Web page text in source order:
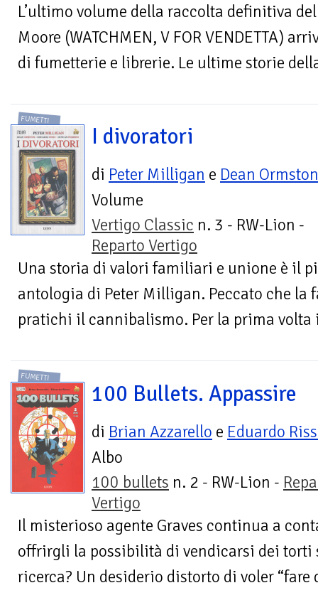
L’ultimo volume della raccolta definitiva
Moore (WATCHMEN, V FOR VENDETTA)
di fumetterie e librerie. Le ultime storie
FUMETTI
I divoratori
di Peter Milligan e Dean Ormston
Volume
Vertigo Classic n. 3 - RW-Lion -
Reparto Vertigo
Una storia di valori familiari e unione è il
antologia di Peter Milligan. Peccato che la
pratichi il cannibalismo. Per la prima volta
FUMETTI
100 Bullets. Appassire
di Brian Azzarello e Eduardo
Albo
100 bullets n. 2 - RW-Lion -
Vertigo
Il misterioso agente Graves continua a
offrirgli la possibilità di vendicarsi dei torti
ricerca? Un desiderio distorto di voler “fare